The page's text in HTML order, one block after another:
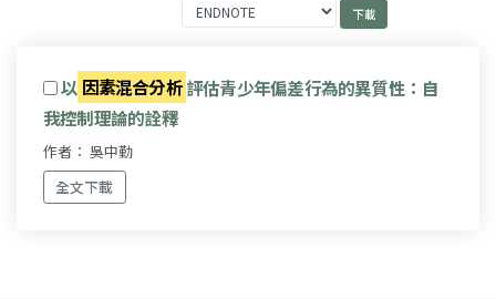
以 因素混合分析評估青少年偏差行為的異質性：自
我控制理論的詮釋
作者： 吳中勤
全文下載